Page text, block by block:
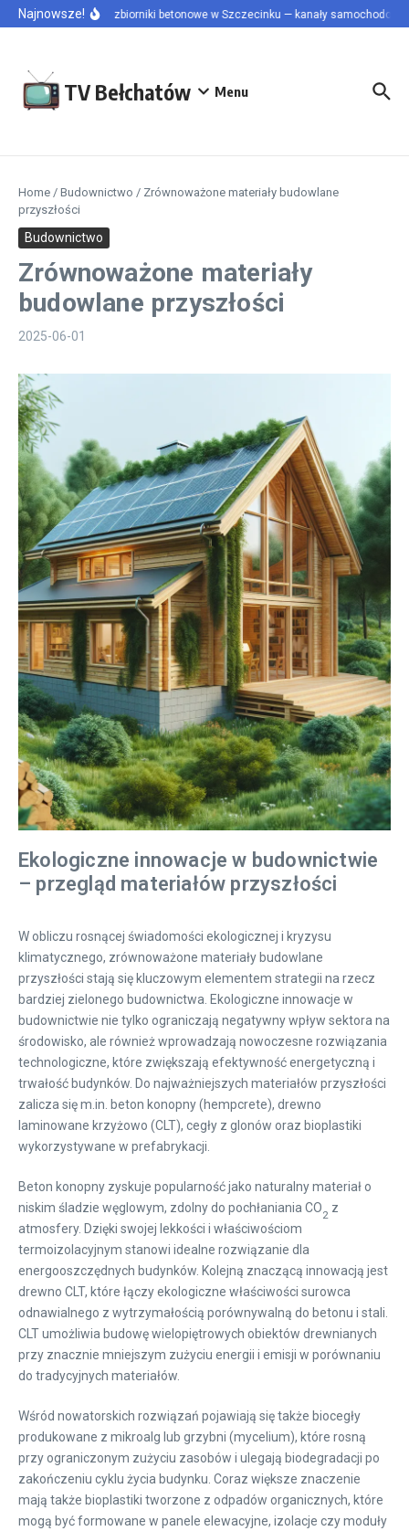
Przejdź do treści
Najnowsze!Szamba i zbiorniki betonowe w Szczecinku — kanały samochodowe i
TV Bełchatów Menu
Home / Budownictwo / Zrównoważone materiały budowlane
przyszłości
Budownictwo
Zrównoważone materiały
budowlane przyszłości
2025-06-01
Ekologiczne innowacje w budownictwie
– przegląd materiałów przyszłości
W obliczu rosnącej świadomości ekologicznej i kryzysu
klimatycznego, zrównoważone materiały budowlane
przyszłości stają się kluczowym elementem strategii na rzecz
bardziej zielonego budownictwa. Ekologiczne innowacje w
budownictwie nie tylko ograniczają negatywny wpływ sektora na
środowisko, ale również wprowadzają nowoczesne rozwiązania
technologiczne, które zwiększają efektywność energetyczną i
trwałość budynków. Do najważniejszych materiałów przyszłości
zalicza się m.in. beton konopny (hempcrete), drewno
laminowane krzyżowo (CLT), cegły z glonów oraz bioplastiki
wykorzystywane w prefabrykacji.
Beton konopny zyskuje popularność jako naturalny materiał o
niskim śladzie węglowym, zdolny do pochłaniania CO2 z
atmosfery. Dzięki swojej lekkości i właściwościom
termoizolacyjnym stanowi idealne rozwiązanie dla
energooszczędnych budynków. Kolejną znaczącą innowacją jest
drewno CLT, które łączy ekologiczne właściwości surowca
odnawialnego z wytrzymałością porównywalną do betonu i stali.
CLT umożliwia budowę wielopiętrowych obiektów drewnianych
przy znacznie mniejszym zużyciu energii i emisji w porównaniu
do tradycyjnych materiałów.
Wśród nowatorskich rozwiązań pojawiają się także biocegły
produkowane z mikroalg lub grzybni (mycelium), które rosną
przy ograniczonym zużyciu zasobów i ulegają biodegradacji po
zakończeniu cyklu życia budynku. Coraz większe znaczenie
mają także bioplastiki tworzone z odpadów organicznych, które
mogą być formowane w panele elewacyjne, izolacje czy moduły